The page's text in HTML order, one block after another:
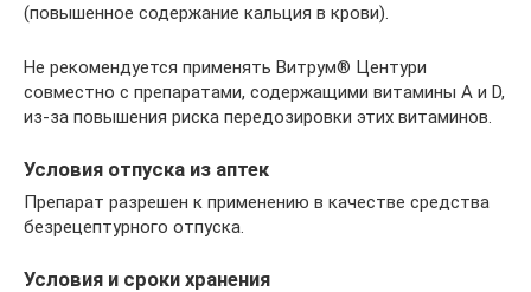
(повышенное содержание кальция в крови).
Не рекомендуется применять Витрум® Центури
совместно с препаратами, содержащими витамины А и D,
из-за повышения риска передозировки этих витаминов.
Условия отпуска из аптек
Препарат разрешен к применению в качестве средства
безрецептурного отпуска.
Условия и сроки хранения